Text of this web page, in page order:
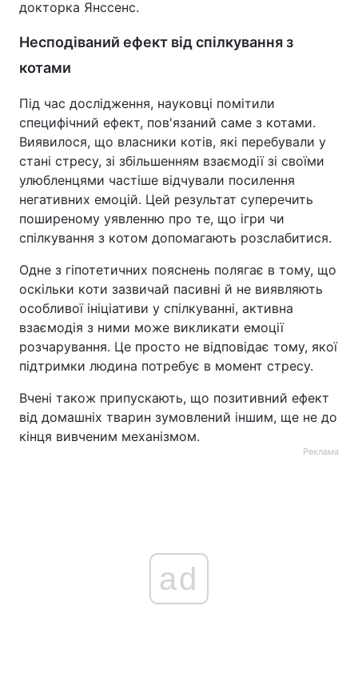
докторка Янссенс.
Несподіваний ефект від спілкування з
котами
Під час дослідження, науковці помітили
специфічний ефект, пов'язаний саме з котами.
Виявилося, що власники котів, які перебували у
стані стресу, зі збільшенням взаємодії зі своїми
улюбленцями частіше відчували посилення
негативних емоцій. Цей результат суперечить
поширеному уявленню про те, що ігри чи
спілкування з котом допомагають розслабитися.
Одне з гіпотетичних пояснень полягає в тому, що
оскільки коти зазвичай пасивні й не виявляють
особливої ініціативи у спілкуванні, активна
взаємодія з ними може викликати емоції
розчарування. Це просто не відповідає тому, якої
підтримки людина потребує в момент стресу.
Вчені також припускають, що позитивний ефект
від домашніх тварин зумовлений іншим, ще не до
кінця вивченим механізмом.
Реклама
ad